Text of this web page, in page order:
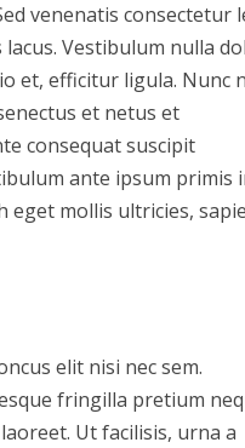
venenatis consectetur
Vestibulum nulla
et, efficitur ligula. Nunc
et netus et
consequat suscipit
ante ipsum primis
eget mollis ultricies,
elit nisi nec sem.
fringilla pretium
Ut facilisis, urna a